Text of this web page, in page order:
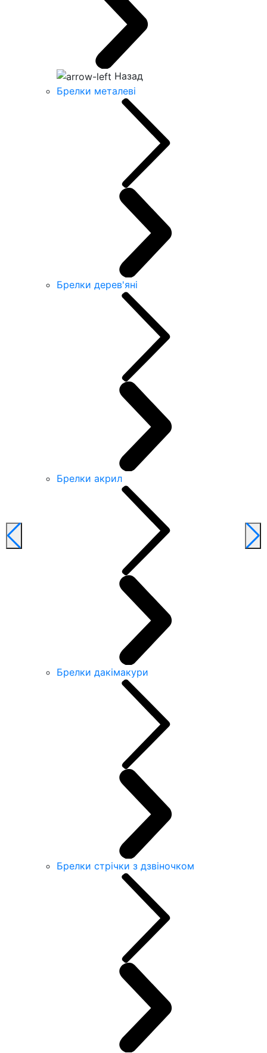
Назад
Брелки металеві
Брелки дерев'яні
Брелки акрил
Брелки дакімакури
Брелки стрічки з дзвіночком